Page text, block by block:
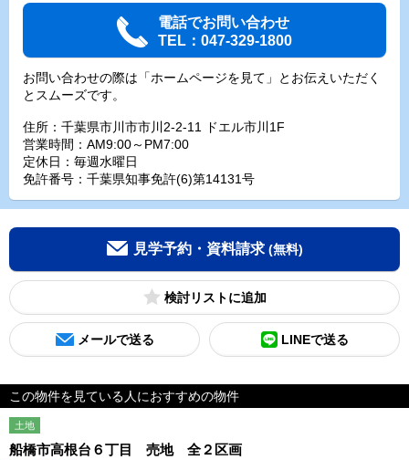
電話でお問い合わせ
TEL：047-329-1800
お問い合わせの際は「ホームページを見て」とお伝えいただく
とスムーズです。
住所：千葉県市川市市川2-2-11 ドエル市川1F
営業時間：AM9:00～PM7:00
定休日：毎週水曜日
免許番号：千葉県知事免許(6)第14131号
見学予約・資料請求 (無料)
検討リスト
メールで送る LINEで送る
この物件を見ている人におすすめの物件
土地
船橋市高根台６丁目 売地 全２区画